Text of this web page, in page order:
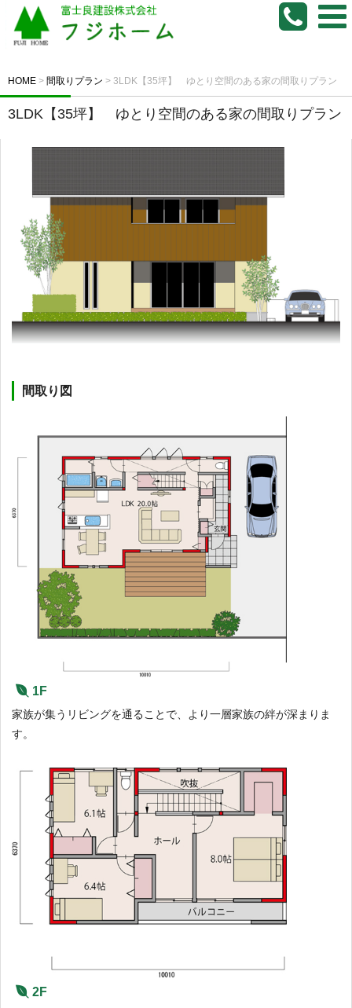
HOME > 間取りプラン > 3LDK【35坪】 ゆとり空間のある家の間取りプラン
3LDK【35坪】 ゆとり空間のある家の間取りプラン
間取り図
1F
家族が集うリビングを通ることで、より一層家族の絆が深まりま
す。
2F